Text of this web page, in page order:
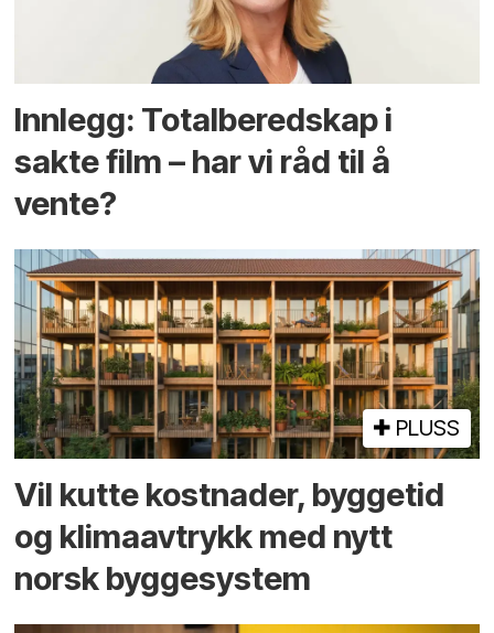
Innlegg: Totalberedskap i
sakte film – har vi råd til å
vente?
PLUSS
Vil kutte kostnader, byggetid
og klima­avtrykk med nytt
norsk bygge­system